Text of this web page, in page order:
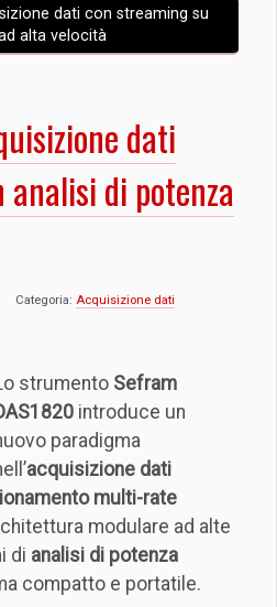
dati con streaming su
alta velocità
dati
di potenza
Categoria: Acquisizione dati
strumento Sefram
introduce un
paradigma
acquisizione dati
multi-rate
modulare ad alte
di analisi di potenza
compatto e portatile.